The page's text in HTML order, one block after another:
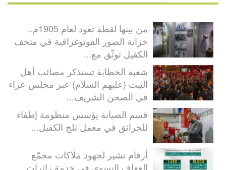
من بينها لقطة تعود لعام 1905م..
خزانة الصور الفوتوغرافية في متحف
الكفيل توثّق مع...
شعبة الخطابة تستذكر مصائب أهل
البيت (عليهم السلام) عبر مجلس عزاء
في الصحن الشريف...
قسم الصيانة يؤسس منظومة إطفاء
للحرائق في معمل ثلج الكفيل...
أرقام تشير لجهود ملاكات مجمّع
العفاف النسوي في خدمة زائرات